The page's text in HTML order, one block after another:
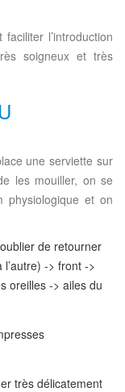
l’introduction
soigneux et très
une serviette sur
les mouiller, on se
physiologique et on
de retourner
-> front ->
oreilles -> ailes du
très délicatement